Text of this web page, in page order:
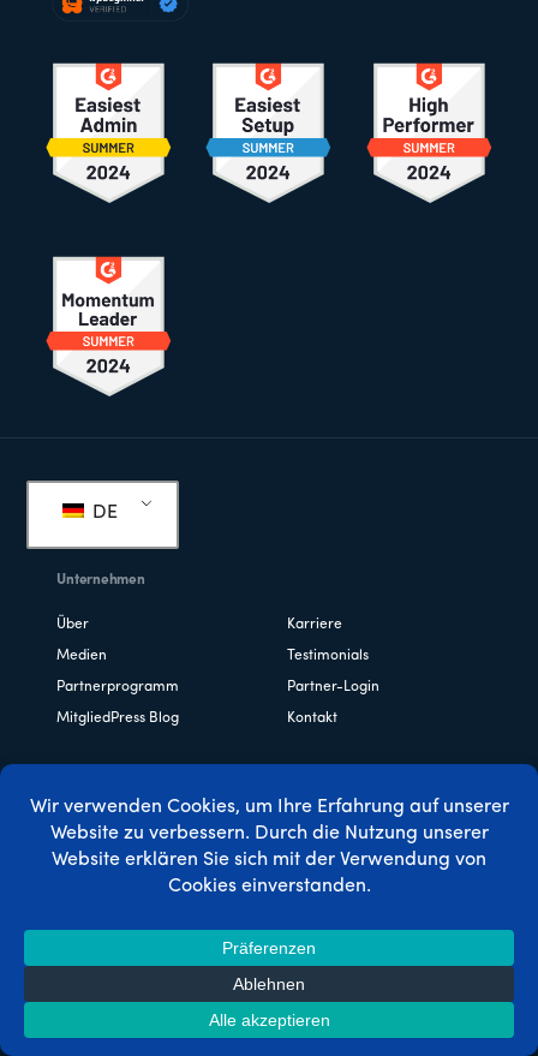
DE
Unternehmen
Über Karriere
Medien Testimonials
Partnerprogramm Partner-Login
MitgliedPress Blog Kontakt
Eigenschaften
Online-Kurse & LMS
CoachKit™ Coaching-
Plattform
Zugriffsregeln
Einrichtung
Tropf-Inhalt
Höcker bestellen Firmenkonten